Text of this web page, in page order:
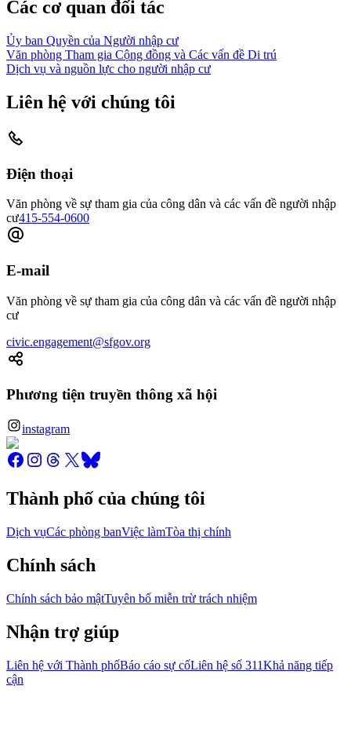
Các cơ quan đối tác
Ủy ban Quyền của Người nhập cư
Văn phòng Tham gia Cộng đồng và Các vấn đề Di trú
Dịch vụ và nguồn lực cho người nhập cư
Liên hệ với chúng tôi
Điện thoại
Văn phòng về sự tham gia của công dân và các vấn đề người nhập
cư415-554-0600
E-mail
Văn phòng về sự tham gia của công dân và các vấn đề người nhập
cư
civic.engagement@sfgov.org
Phương tiện truyền thông xã hội
instagram
Thành phố của chúng tôi
Dịch vụCác phòng banViệc làmTòa thị chính
Chính sách
Chính sách bảo mậtTuyên bố miễn trừ trách nhiệm
Nhận trợ giúp
Liên hệ với Thành phốBáo cáo sự cốLiên hệ số 311Khả năng tiếp
cận